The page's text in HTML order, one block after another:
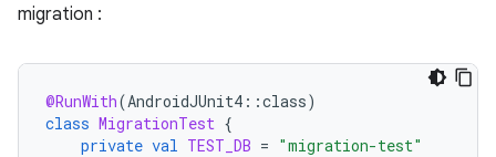
migration :
@RunWith(AndroidJUnit4 ::class)
class MigrationTest {
private val TEST_DB = "migration-test"